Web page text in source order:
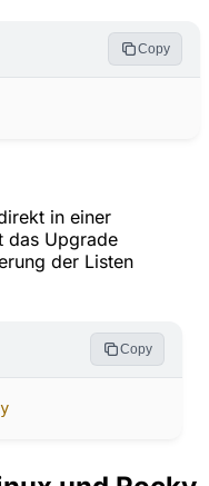
Copy
in einer
das Upgrade
der Listen
Copy
y